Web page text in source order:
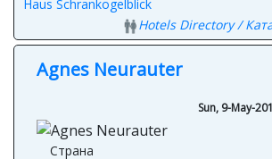
Haus Schrankogelblick
Hotels Directory /
Agnes Neurauter